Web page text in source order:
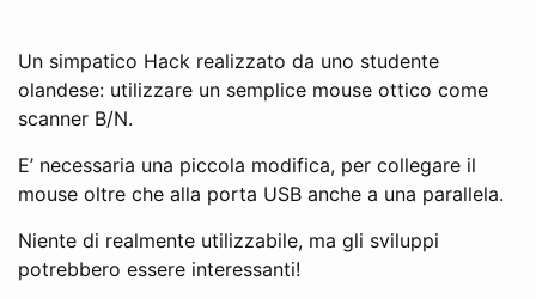
Un simpatico Hack realizzato da uno studente
olandese: utilizzare un semplice mouse ottico come
scanner B/N.
E’ necessaria una piccola modifica, per collegare il
mouse oltre che alla porta USB anche a una parallela.
Niente di realmente utilizzabile, ma gli sviluppi
potrebbero essere interessanti!